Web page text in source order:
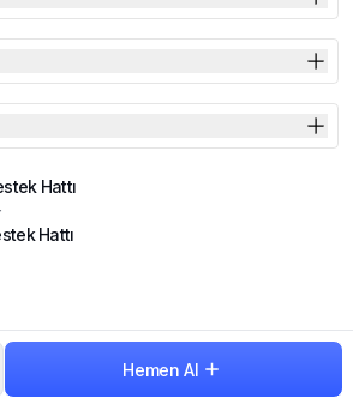
Hemen Al
Hattı
Hattı
& Seramik | Tüm Hakları Saklıdır
Çerez Politikası